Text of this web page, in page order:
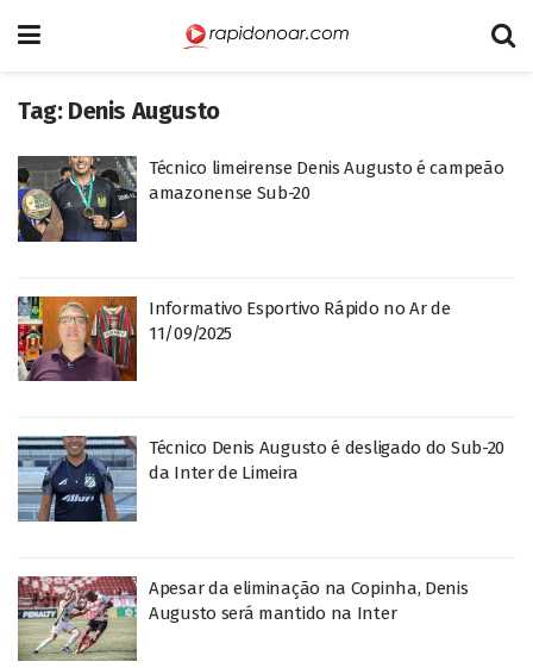
Tag: Denis Augusto
Técnico limeirense Denis Augusto é campeão
amazonense Sub-20
Informativo Esportivo Rápido no Ar de
11/09/2025
Técnico Denis Augusto é desligado do Sub-20
da Inter de Limeira
Apesar da eliminação na Copinha, Denis
Augusto será mantido na Inter